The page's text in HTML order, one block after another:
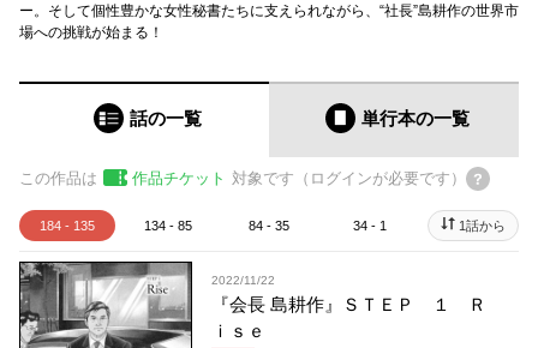
ー。そして個性豊かな女性秘書たちに支えられながら、“社長”島耕作の世界市
場への挑戦が始まる！
話の一覧 単行本の一覧
この作品は 作品チケット 対象です（ログインが必要です）
184 - 135 134 - 85 84 - 35 34 - 1 1話から
2022/11/22
『会長 島耕作』ＳＴＥＰ １ Ｒ
ｉｓｅ